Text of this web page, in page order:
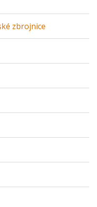
zbrojnice